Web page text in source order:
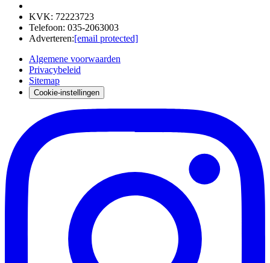
KVK: 72223723
Telefoon: 035-2063003
Adverteren:[email protected]
Algemene voorwaarden
Privacybeleid
Sitemap
Cookie-instellingen